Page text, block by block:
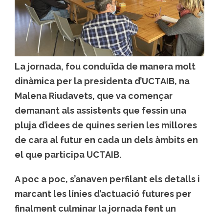
La jornada, fou conduïda de manera molt
dinàmica per la presidenta d’UCTAIB, na
Malena Riudavets, que va començar
demanant als assistents que fessin una
pluja d’idees de quines serien les millores
de cara al futur en cada un dels àmbits en
el que participa UCTAIB.
A poc a poc, s’anaven perfilant els detalls i
marcant les línies d’actuació futures per
finalment culminar la jornada fent un